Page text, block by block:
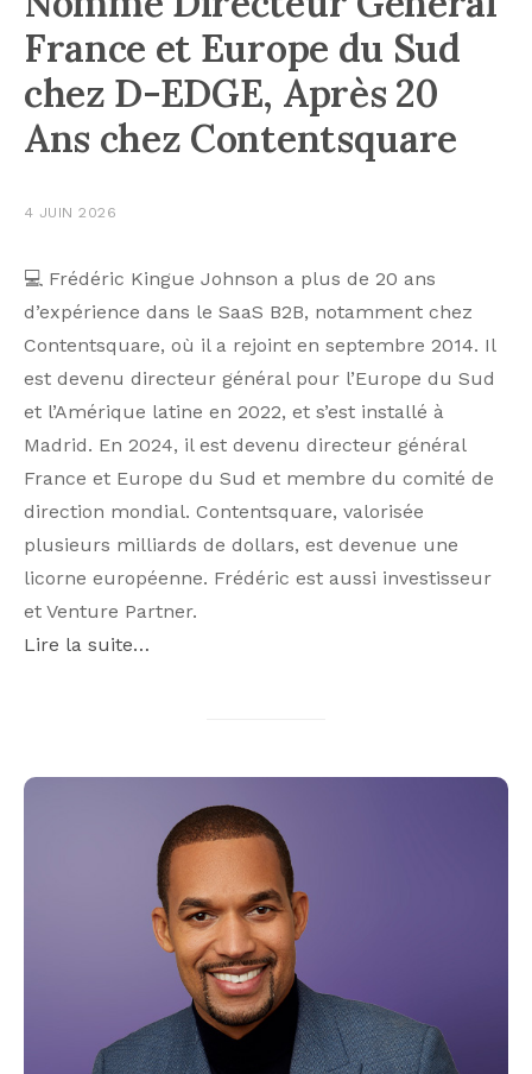
France et Europe du Sud
chez D-EDGE, Après 20
Ans chez Contentsquare
4 JUIN 2026
💻 Frédéric Kingue Johnson a plus de 20 ans
d’expérience dans le SaaS B2B, notamment chez
Contentsquare, où il a rejoint en septembre 2014. Il
est devenu directeur général pour l’Europe du Sud
et l’Amérique latine en 2022, et s’est installé à
Madrid. En 2024, il est devenu directeur général
France et Europe du Sud et membre du comité de
direction mondial. Contentsquare, valorisée
plusieurs milliards de dollars, est devenue une
licorne européenne. Frédéric est aussi investisseur
et Venture Partner.
Lire la suite…